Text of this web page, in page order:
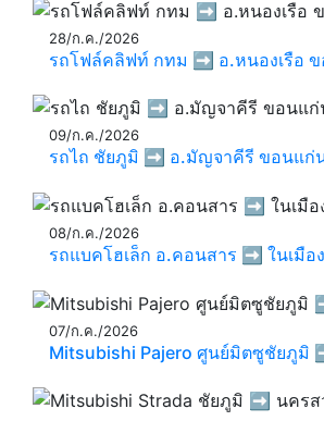
28/ก.ค./2026
รถโฟล์คลิฟท์ กทม ➡️ อ.หนองเรือ
09/ก.ค./2026
รถไถ ชัยภูมิ ➡️ อ.มัญจาคีรี ขอนแก่
08/ก.ค./2026
รถแบคโฮเล็ก อ.คอนสาร ➡️ ในเมือ
07/ก.ค./2026
Mitsubishi Pajero ศูนย์มิตซูชัยภูมิ